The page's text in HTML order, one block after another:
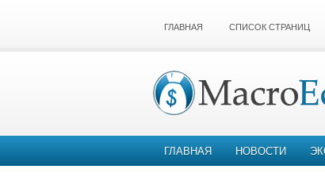
ГЛАВНАЯ СПИСОК СТРАНИЦ
ГЛАВНАЯ НОВОСТИ